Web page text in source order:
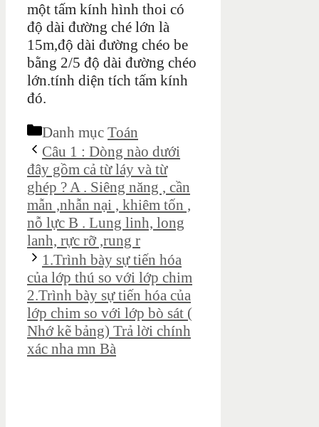
một tấm kính hình thoi có
độ dài đường ché lớn là
15m,độ dài đường chéo be
bằng 2/5 độ dài đường chéo
lớn.tính diện tích tấm kính
đó.
Danh mục Toán
Câu 1 : Dòng nào dưới
đây gồm cả từ láy và từ
ghép ? A . Siêng năng , cần
mẫn ,nhẫn nại , khiêm tốn ,
nỗ lực B . Lung linh, long
lanh, rực rỡ ,rung r
1.Trình bày sự tiến hóa
của lớp thú so với lớp chim
2.Trình bày sự tiến hóa của
lớp chim so với lớp bò sát (
Nhớ kẽ bảng) Trả lời chính
xác nha mn Bà